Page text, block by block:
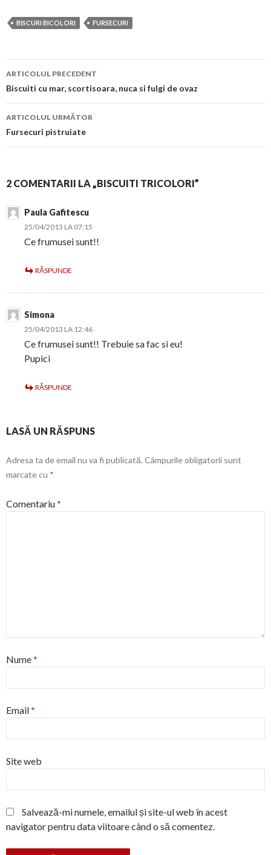
BISCURI BICOLORI FURSECURI
Navigare
în
articol
ARTICOLUL PRECEDENT
Biscuiti cu mar, scortisoara, nuca si fulgi de ovaz
ARTICOLUL URMĂTOR
Fursecuri pistruiate
2 COMENTARII LA „BISCUITI TRICOLORI”
Paula Gafitescu
25/04/2013 LA 07:15
Ce frumusei sunt!!
RĂSPUNDE
Simona
25/04/2013 LA 12:46
Ce frumusei sunt!! Trebuie sa fac si eu!
Pupici
RĂSPUNDE
LASĂ UN RĂSPUNS
Adresa ta de email nu va fi publicată. Câmpurile obligatorii sunt
marcate cu *
Comentariu*
Nume*
Email*
Site web
Salvează-mi numele, emailul și site-ul web în acest
navigator pentru data viitoare când o să comentez.